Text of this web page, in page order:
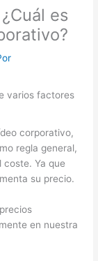
es
varios factores
corporativo,
regla general,
Ya que
su precio.
en nuestra